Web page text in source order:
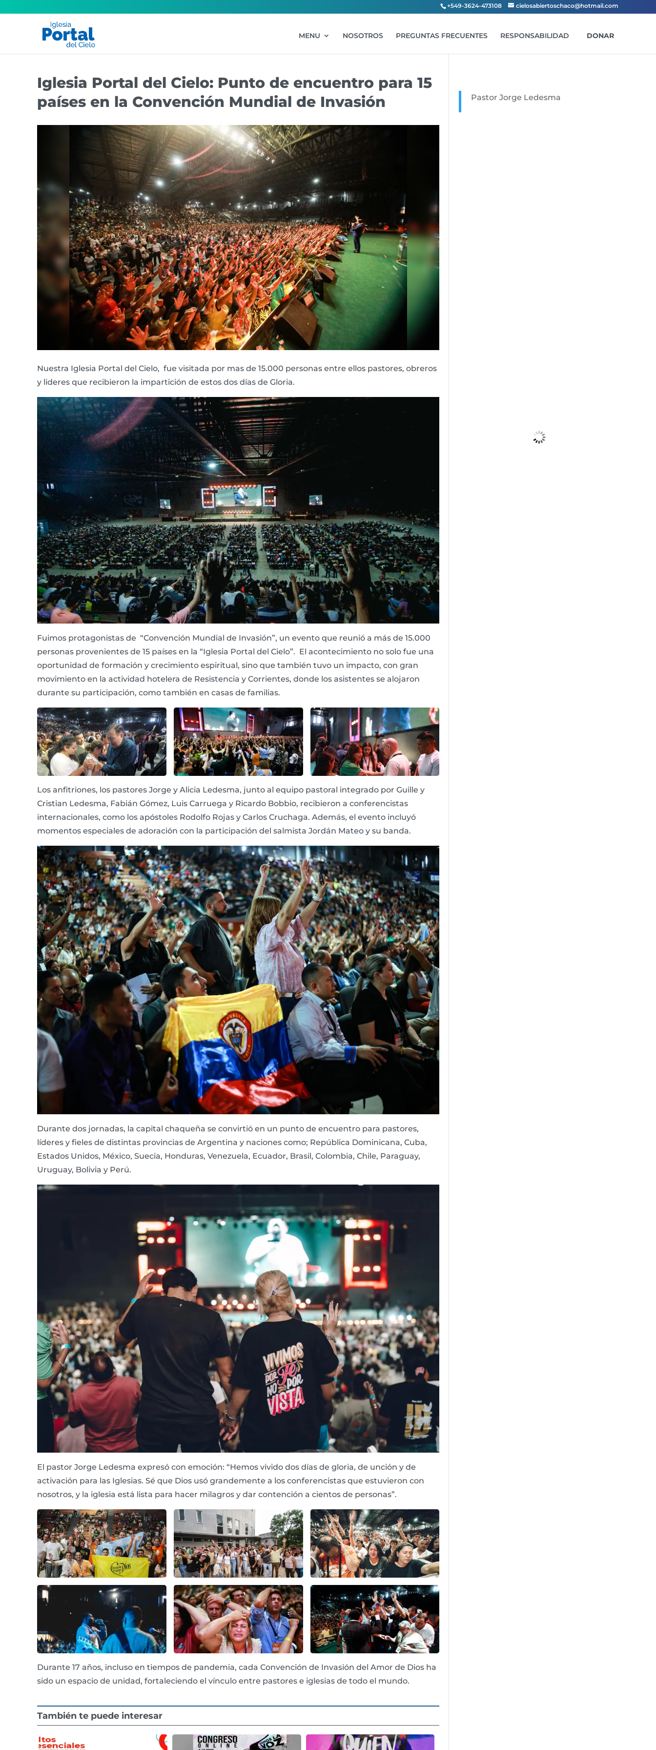
+549-3624-473108 cielosabiertoschaco@hotmail.com
MENU NOSOTROS PREGUNTAS FRECUENTES RESPONSABILIDAD DONAR
Iglesia Portal del Cielo: Punto de encuentro para 15
países en la Convención Mundial de Invasión
Nuestra Iglesia Portal del Cielo, fue visitada por mas de 15.000 personas entre ellos pastores, obreros
y lideres que recibieron la impartición de estos dos días de Gloria.
Fuimos protagonistas de “Convención Mundial de Invasión”, un evento que reunió a más de 15.000
personas provenientes de 15 países en la “Iglesia Portal del Cielo”. El acontecimiento no solo fue una
oportunidad de formación y crecimiento espiritual, sino que también tuvo un impacto, con gran
movimiento en la actividad hotelera de Resistencia y Corrientes, donde los asistentes se alojaron
durante su participación, como también en casas de familias.
Los anfitriones, los pastores Jorge y Alicia Ledesma, junto al equipo pastoral integrado por Guille y
Cristian Ledesma, Fabián Gómez, Luis Carruega y Ricardo Bobbio, recibieron a conferencistas
internacionales, como los apóstoles Rodolfo Rojas y Carlos Cruchaga. Además, el evento incluyó
momentos especiales de adoración con la participación del salmista Jordán Mateo y su banda.
Durante dos jornadas, la capital chaqueña se convirtió en un punto de encuentro para pastores,
líderes y fieles de distintas provincias de Argentina y naciones como; República Dominicana, Cuba,
Estados Unidos, México, Suecia, Honduras, Venezuela, Ecuador, Brasil, Colombia, Chile, Paraguay,
Uruguay, Bolivia y Perú.
El pastor Jorge Ledesma expresó con emoción: “Hemos vivido dos días de gloria, de unción y de
activación para las Iglesias. Sé que Dios usó grandemente a los conferencistas que estuvieron con
nosotros, y la iglesia está lista para hacer milagros y dar contención a cientos de personas”.
Durante 17 años, incluso en tiempos de pandemia, cada Convención de Invasión del Amor de Dios ha
sido un espacio de unidad, fortaleciendo el vínculo entre pastores e iglesias de todo el mundo.
También te puede interesar
Pastor Jorge Ledesma